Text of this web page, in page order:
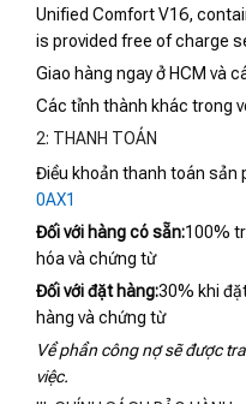
Unified Comfort V16,
is provided free of charge
Giao hàng ngay ở HCM và
Các tỉnh thành khác trong
2: THANH TOÁN
Điều khoản thanh toán sản
0AX1
Đối với hàng có sẵn:100%
hóa và chứng từ
Đối với đặt hàng:30% khi
hàng và chứng từ
Về phần công nợ sẽ được
việc.